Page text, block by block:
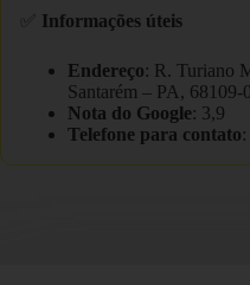
Informações úteis
Endereço: R. Turiano
Santarém – PA, 68109-
Nota do Google: 3,9
Telefone para contato